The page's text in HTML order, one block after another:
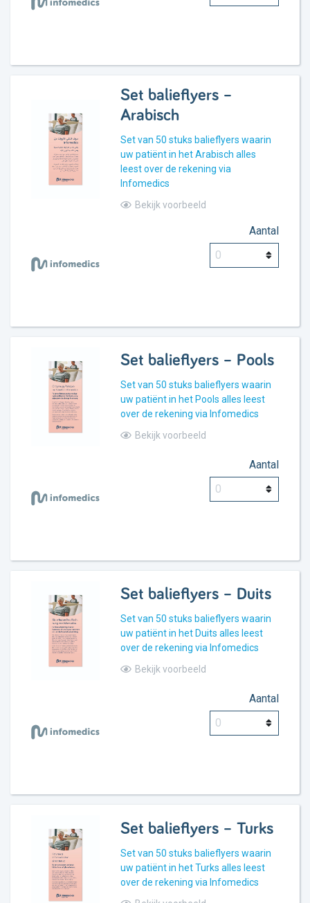
Set balieflyers –
Arabisch
Set van 50 stuks balieflyers waarin
uw patiënt in het Arabisch alles
leest over de rekening via
Infomedics
Bekijk voorbeeld
Aantal
Set balieflyers – Pools
Set van 50 stuks balieflyers waarin
uw patiënt in het Pools alles leest
over de rekening via Infomedics
Bekijk voorbeeld
Aantal
Set balieflyers – Duits
Set van 50 stuks balieflyers waarin
uw patiënt in het Duits alles leest
over de rekening via Infomedics
Bekijk voorbeeld
Aantal
Set balieflyers – Turks
Set van 50 stuks balieflyers waarin
uw patiënt in het Turks alles leest
over de rekening via Infomedics